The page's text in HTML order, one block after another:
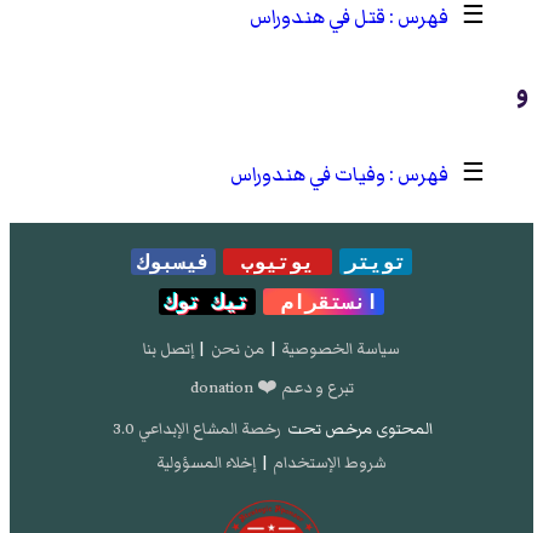
☰ قتل في هندوراس
و
☰ وفيات في هندوراس
تويتر يوتيوب
فيسبوك
انستقرام
تيك توك
سياسة الخصوصية | من نحن | إتصل بنا
تبرع و دعم ❤️ donation
المحتوى مرخص تحت رخصة المشاع الإبداعي 3.0
شروط الإستخدام | إخلاء المسؤولية